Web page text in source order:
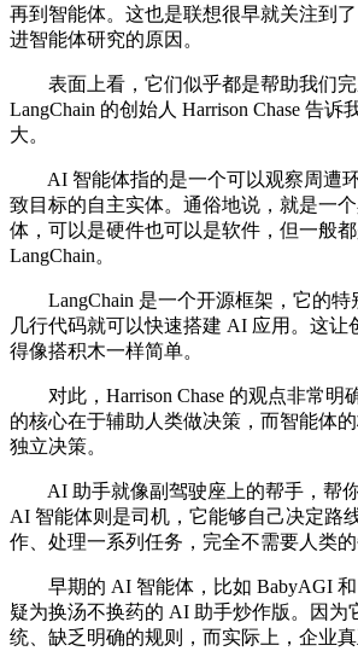
再到智能体。这也是联想很早就关注到
进智能体研究的原因。
表面上看，它们似乎都是帮助我们完
LangChain 的创始人 Harrison Chase 告诉
大。
AI 智能体指的是一个可以观察周遭
致目标的自主实体。通俗地说，就是一
体，可以是硬件也可以是软件，但一般
LangChain。
LangChain 是一个开源框架，它的特
几行代码就可以快速搭建 AI 应用。这让
得像搭积木一样简单。
对此，Harrison Chase 的观点非常明
的核心在于辅助人类做决策，而智能体
独立决策。
AI 助手就像副驾驶座上的帮手，帮
AI 智能体则是司机，它能够自己决定路
作、处理一系列任务，完全不需要人类的
早期的 AI 智能体，比如 BabyAGI 和
疑为换汤不换药的 AI 助手炒作版。因为
统、缺乏明确的规则，而实际上，企业